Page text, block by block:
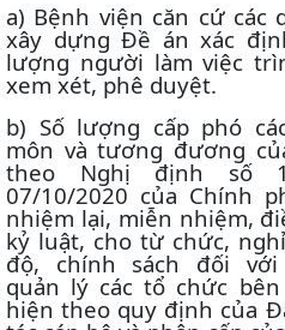
a) Bệnh viện căn cứ các
xây dựng Đề án xác
lượng người làm việc
xem xét, phê duyệt.
b) Số lượng cấp phó
môn và tương đương
theo Nghị định số
07/10/2020 của Chính
nhiệm lại, miễn nhiệm,
kỷ luật, cho từ chức,
độ, chính sách đối
quản lý các tổ chức
hiện theo quy định của